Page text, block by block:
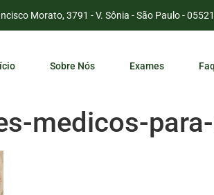
Morato, 3791 - V. Sônia - São Paulo -
Sobre Nós Exames Faq
medicos-